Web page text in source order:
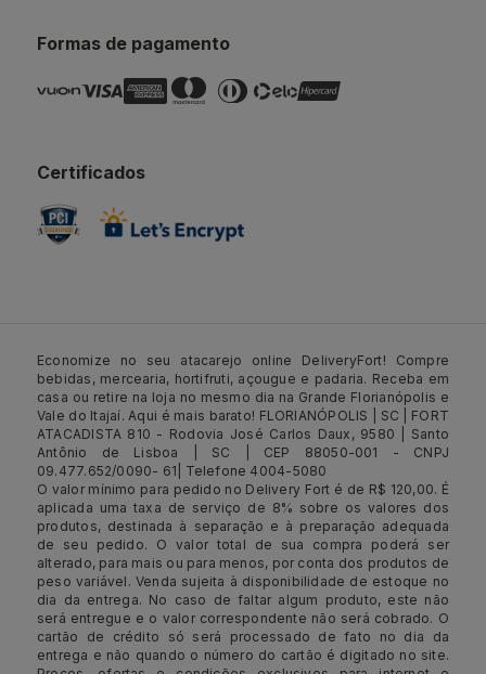
Formas de pagamento
Certificados
Economize no seu atacarejo online DeliveryFort! Compre
bebidas, mercearia, hortifruti, açougue e padaria. Receba em
casa ou retire na loja no mesmo dia na Grande Florianópolis e
Vale do Itajaí. Aqui é mais barato! FLORIANÓPOLIS | SC | FORT
ATACADISTA 810 - Rodovia José Carlos Daux, 9580 | Santo
Antônio de Lisboa | SC | CEP 88050-001 - CNPJ
09.477.652/0090- 61| Telefone 4004-5080
O valor mínimo para pedido no Delivery Fort é de R$ 120,00. É
aplicada uma taxa de serviço de 8% sobre os valores dos
produtos, destinada à separação e à preparação adequada
de seu pedido. O valor total de sua compra poderá ser
alterado, para mais ou para menos, por conta dos produtos de
peso variável. Venda sujeita à disponibilidade de estoque no
dia da entrega. No caso de faltar algum produto, este não
será entregue e o valor correspondente não será cobrado. O
cartão de crédito só será processado de fato no dia da
entrega e não quando o número do cartão é digitado no site.